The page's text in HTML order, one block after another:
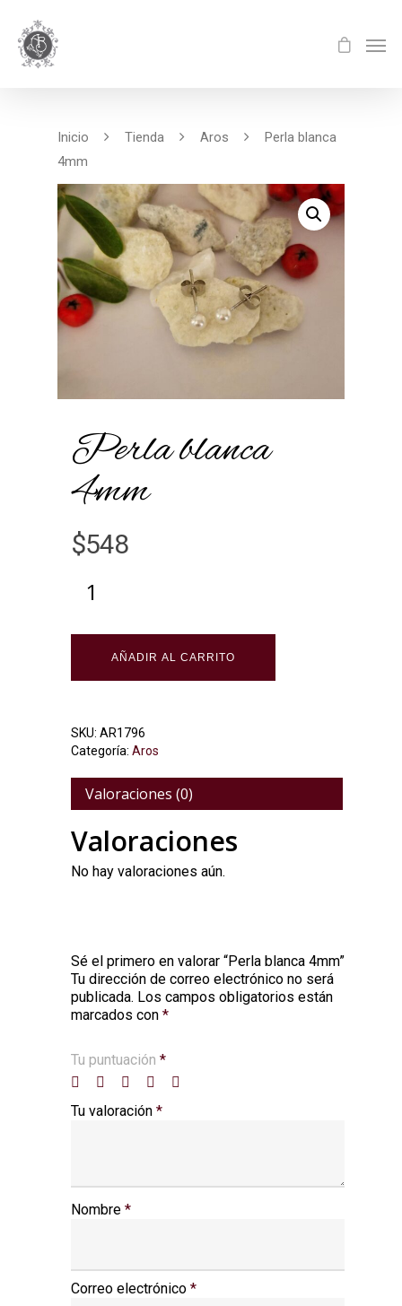
Inicio Tienda Aros
Perla blanca
4mm
Perla blanca
4mm
$548
AÑADIR AL CARRITO
SKU: AR1796
Categoría: Aros
Valoraciones (0)
Valoraciones
No hay valoraciones aún.
Sé el primero en valorar “Perla blanca 4mm”
Tu dirección de correo electrónico no será
publicada. Los campos obligatorios están
marcados con *
Tu puntuación *
Tu valoración *
Nombre *
Correo electrónico *
Alternative: